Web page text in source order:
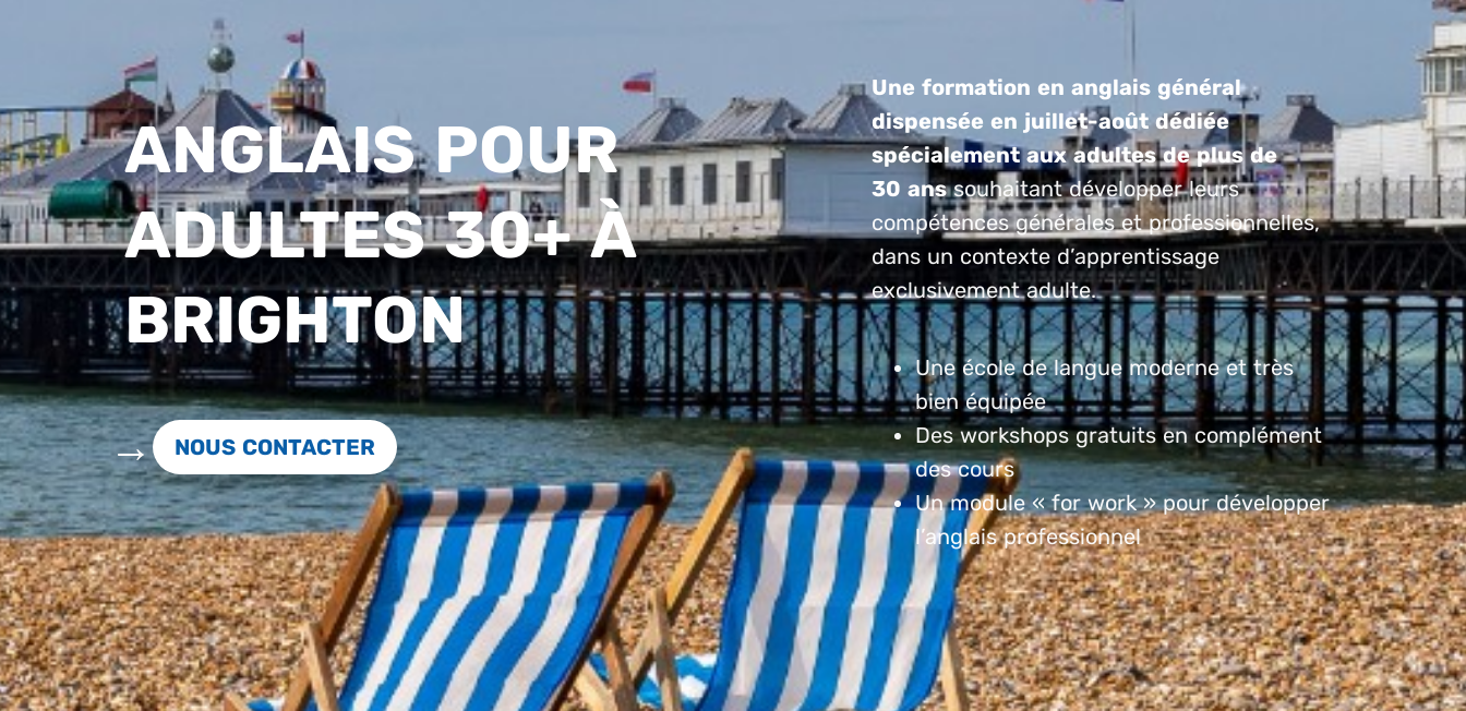
ANGLAIS POUR
ADULTES 30+ À
BRIGHTON
NOUS CONTACTER
Une formation en anglais général
dispensée en juillet-août dédiée
spécialement aux adultes de plus de
30 anssouhaitant développer leurs
compétences générales et professionnelles,
dans un contexte d’apprentissage
exclusivement adulte.
Une école de langue moderne et très
bien équipée
Des workshops gratuits en complément
des cours
Un module « for work » pour développer
l’anglais professionnel